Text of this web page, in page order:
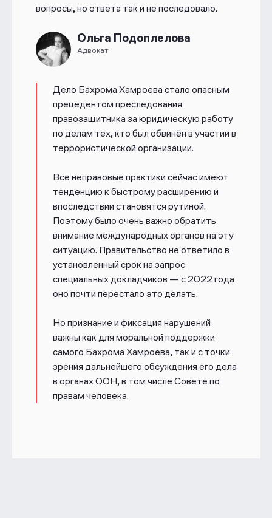
вопросы, но ответа так и не последовало.
Ольга Подоплелова
Адвокат
Дело Бахрома Хамроева стало опасным
прецедентом преследования
правозащитника за юридическую работу
по делам тех, кто был обвинён в участии в
террористической организации.
Все неправовые практики сейчас имеют
тенденцию к быстрому расширению и
впоследствии становятся рутиной.
Поэтому было очень важно обратить
внимание международных органов на эту
ситуацию. Правительство не ответило в
установленный срок на запрос
специальных докладчиков — с 2022 года
оно почти перестало это делать.
Но признание и фиксация нарушений
важны как для моральной поддержки
самого Бахрома Хамроева, так и с точки
зрения дальнейшего обсуждения его дела
в органах ООН, в том числе Совете по
правам человека.